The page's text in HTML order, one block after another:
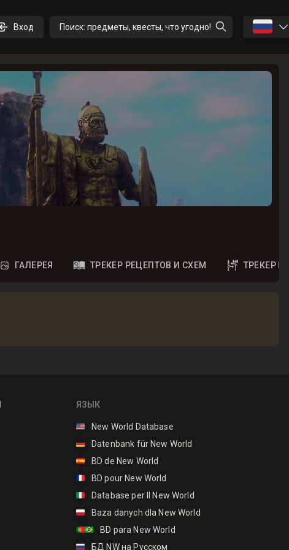
Вход Поиск: предметы, квесты, что угодно! 🇷🇺
ГАЛЕРЕЯ ТРЕКЕР РЕЦЕПТОВ И СХЕМ ТРЕКЕР
ЯЗЫК
🇺🇸
New World Database
🇩🇪
Datenbank für New World
🇪🇸
BD de New World
🇫🇷
BD pour New World
🇮🇹
Database per Il New World
🇵🇱
Baza danych dla New World
🇵🇹🇧🇷
BD para New World
🇷🇺
БД NW на Русском